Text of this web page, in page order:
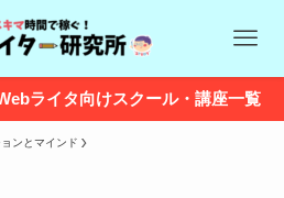
ライタ向けスクール・講座一覧
ンとマインド